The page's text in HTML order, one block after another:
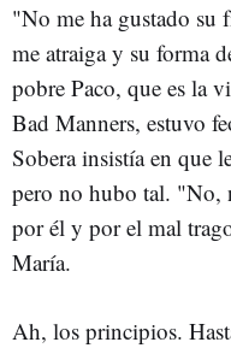
"No me ha gustado su
me atraiga y su forma
pobre Paco, que es la
Bad Manners, estuvo
Sobera insistía en que
pero no hubo tal. "No,
por él y por el mal
María.
Ah, los principios.